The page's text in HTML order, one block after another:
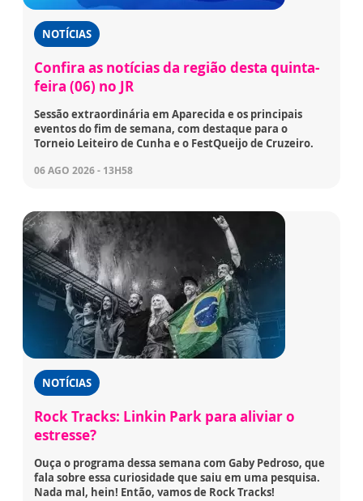
NOTÍCIAS
Confira as notícias da região desta quinta-
feira (06) no JR
Sessão extraordinária em Aparecida e os principais
eventos do fim de semana, com destaque para o
Torneio Leiteiro de Cunha e o FestQueijo de Cruzeiro.
06 AGO 2026 - 13H58
NOTÍCIAS
Rock Tracks: Linkin Park para aliviar o
estresse?
Ouça o programa dessa semana com Gaby Pedroso, que
fala sobre essa curiosidade que saiu em uma pesquisa.
Nada mal, hein! Então, vamos de Rock Tracks!